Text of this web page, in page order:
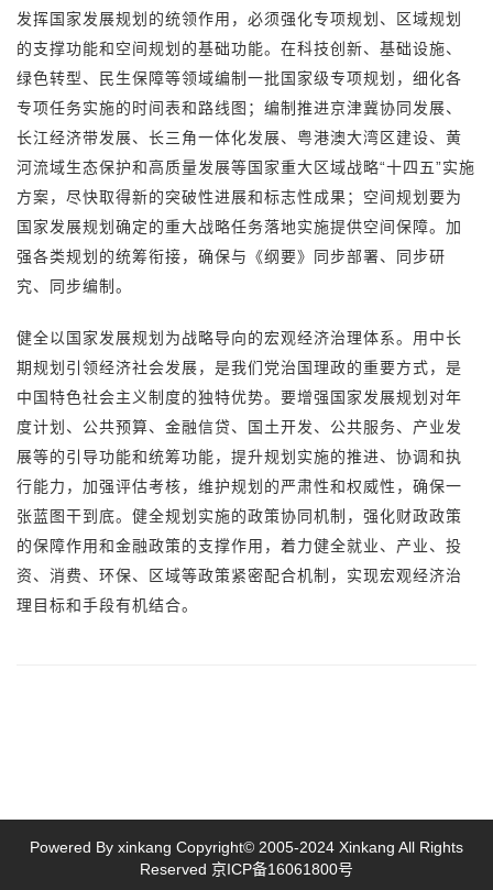
发挥国家发展规划的统领作用，必须强化专项规划、区域规划
的支撑功能和空间规划的基础功能。在科技创新、基础设施、
绿色转型、民生保障等领域编制一批国家级专项规划，细化各
专项任务实施的时间表和路线图；编制推进京津冀协同发展、
长江经济带发展、长三角一体化发展、粤港澳大湾区建设、黄
河流域生态保护和高质量发展等国家重大区域战略“十四五”实施
方案，尽快取得新的突破性进展和标志性成果；空间规划要为
国家发展规划确定的重大战略任务落地实施提供空间保障。加
强各类规划的统筹衔接，确保与《纲要》同步部署、同步研
究、同步编制。
健全以国家发展规划为战略导向的宏观经济治理体系。用中长
期规划引领经济社会发展，是我们党治国理政的重要方式，是
中国特色社会主义制度的独特优势。要增强国家发展规划对年
度计划、公共预算、金融信贷、国土开发、公共服务、产业发
展等的引导功能和统筹功能，提升规划实施的推进、协调和执
行能力，加强评估考核，维护规划的严肃性和权威性，确保一
张蓝图干到底。健全规划实施的政策协同机制，强化财政政策
的保障作用和金融政策的支撑作用，着力健全就业、产业、投
资、消费、环保、区域等政策紧密配合机制，实现宏观经济治
理目标和手段有机结合。
Powered By xinkang Copyright© 2005-2024 Xinkang All Rights
Reserved 京ICP备16061800号